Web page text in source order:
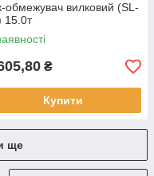
обмежувач вилковий (SL-
15.0т
₴
Купити
ще